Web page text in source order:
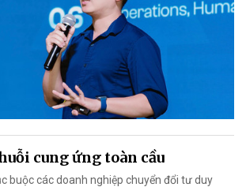
cung ứng toàn cầu
buộc các doanh nghiệp chuyển đổi tư duy